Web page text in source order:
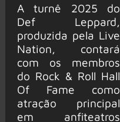
A turnê 2025 do
Def Leppard,
produzida pela Live
Nation, contará
com os membros
do Rock & Roll Hall
Of Fame como
atração principal
em anfiteatros